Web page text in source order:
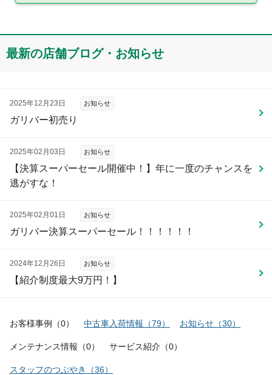
最新の店舗ブログ・お知らせ
2025年12月23日 お知らせ
ガリバー初売り
2025年02月03日 お知らせ
【決算スーパーセール開催中！】年に一度のチャンスを
逃がすな！
2025年02月01日 お知らせ
ガリバー決算スーパーセール！！！！！！
2024年12月26日 お知らせ
【紹介制度最大9万円！】
お客様事例 （0） 中古車入荷情報 （79） お知らせ （30）
メンテナンス情報 （0） サービス紹介 （0）
スタッフのつぶやき （36）